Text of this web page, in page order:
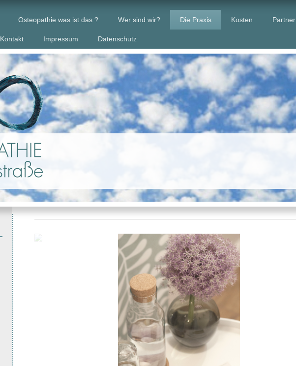
Osteopathie was ist das ? Wer sind wir? Die Praxis Kosten Partner
Kontakt Impressum Datenschutz